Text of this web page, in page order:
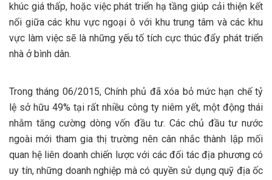
khúc giá thấp, hoặc việc phát triển hạ tầng giúp cải thiện kết
nối giữa các khu vực ngoại ô với khu trung tâm và các khu
vực làm việc sẽ là những yếu tố tích cực thúc đẩy phát triển
nhà ở bình dân.
Trong tháng 06/2015, Chính phủ đã xóa bỏ mức hạn chế tỷ
lệ sở hữu 49% tại rất nhiều công ty niêm yết, một động thái
nhằm tăng cường dòng vốn đầu tư. Các chủ đầu tư nước
ngoài mới tham gia thị trường nên cân nhắc thành lập mối
quan hệ liên doanh chiến lược với các đối tác địa phương có
uy tín, những doanh nghiệp mà có quyền sử dụng quỹ địa ốc